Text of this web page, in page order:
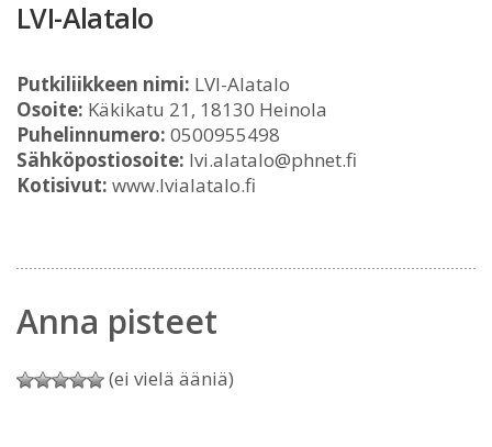
LVI-Alatalo
Putkiliikkeen nimi: LVI-Alatalo
Osoite: Käkikatu 21, 18130 Heinola
Puhelinnumero: 0500955498
Sähköpostiosoite: lvi.alatalo@phnet.fi
Kotisivut: www.lvialatalo.fi
Anna pisteet
(ei vielä ääniä)